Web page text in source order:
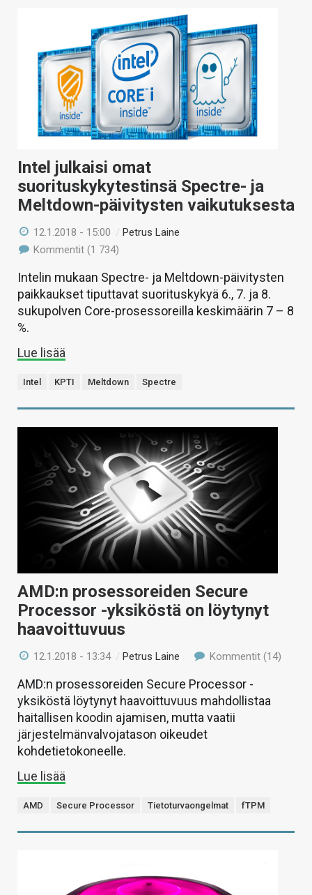
Intel julkaisi omat
suorituskykytestinsä Spectre- ja
Meltdown-päivitysten vaikutuksesta
12.1.2018 - 15:00 /Petrus Laine
Kommentit (1 734)
Intelin mukaan Spectre- ja Meltdown-päivitysten
paikkaukset tiputtavat suorituskykyä 6., 7. ja 8.
sukupolven Core-prosessoreilla keskimäärin 7 – 8
%.
Lue lisää
Intel KPTI Meltdown Spectre
AMD:n prosessoreiden Secure
Processor -yksiköstä on löytynyt
haavoittuvuus
12.1.2018 - 13:34 / Petrus Laine Kommentit (14)
AMD:n prosessoreiden Secure Processor -
yksiköstä löytynyt haavoittuvuus mahdollistaa
haitallisen koodin ajamisen, mutta vaatii
järjestelmänvalvojatason oikeudet
kohdetietokoneelle.
Lue lisää
AMD Secure Processor Tietoturvaongelmat fTPM